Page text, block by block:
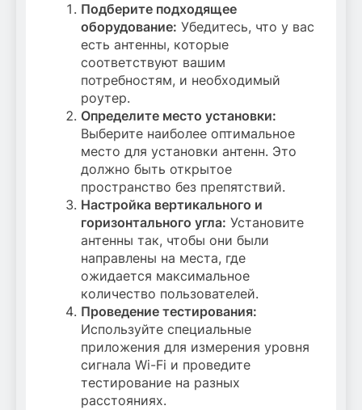
Подберите подходящее
оборудование: Убедитесь, что у вас
есть антенны, которые
соответствуют вашим
потребностям, и необходимый
роутер.
Определите место установки:
Выберите наиболее оптимальное
место для установки антенн. Это
должно быть открытое
пространство без препятствий.
Настройка вертикального и
горизонтального угла: Установите
антенны так, чтобы они были
направлены на места, где
ожидается максимальное
количество пользователей.
Проведение тестирования:
Используйте специальные
приложения для измерения уровня
сигнала Wi-Fi и проведите
тестирование на разных
расстояниях.